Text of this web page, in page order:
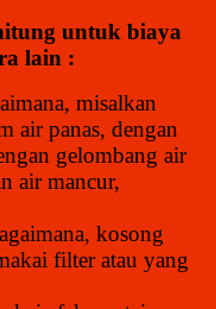
untuk biaya
lain :
misalkan
air panas, dengan
gelombang air
air mancur,
kosong
filter atau yang